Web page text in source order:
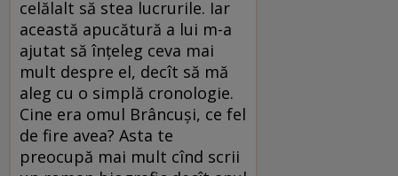
celălalt să stea lucrurile. Iar
această apucătură a lui m-a
ajutat să înțeleg ceva mai
mult despre el, decît să mă
aleg cu o simplă cronologie.
Cine era omul Brâncuși, ce fel
de fire avea? Asta te
preocupă mai mult cînd scrii